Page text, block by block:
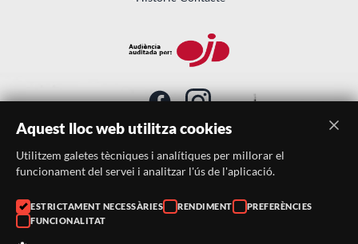
SUBSCRIU-TE AL BUTLLETÍ
Telèfon:
938046359
Correu:
Aquest lloc web utilitza cookies
Utilitzem galetes tècniques i analítiques per millorar el
funcionament del servei i analitzar l'ús de l'aplicació.
ESTRICTAMENT NECESSÀRIES RENDIMENT
PREFERÈNCIES
FUNCIONALITAT